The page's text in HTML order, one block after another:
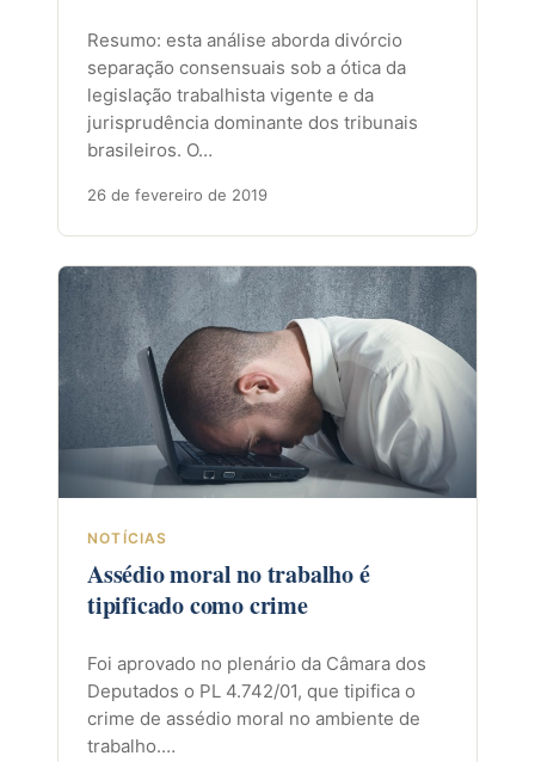
Resumo: esta análise aborda divórcio
separação consensuais sob a ótica da
legislação trabalhista vigente e da
jurisprudência dominante dos tribunais
brasileiros. O…
26 de fevereiro de 2019
NOTÍCIAS
Assédio moral no trabalho é
tipificado como crime
Foi aprovado no plenário da Câmara dos
Deputados o PL 4.742/01, que tipifica o
crime de assédio moral no ambiente de
trabalho.…